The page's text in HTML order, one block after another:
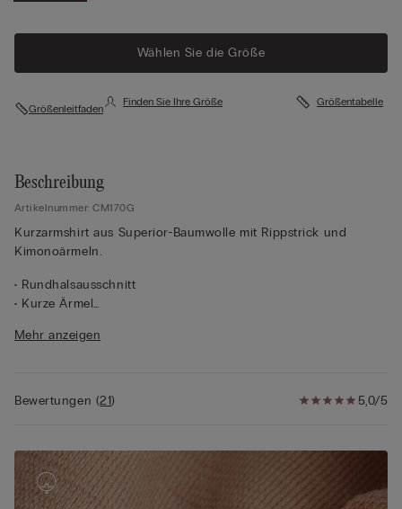
Wählen Sie die Größe
Größenleitfaden
Finden Sie Ihre Größe Größentabelle
Beschreibung
Artikelnummer: CM170G
Kurzarmshirt aus Superior-Baumwolle mit Rippstrick und
Kimonoärmeln.
• Rundhalsausschnitt
• Kurze Ärmel
• 100 % Baumwolle
Mehr anzeigen
5,0/5
Bewertungen (21)